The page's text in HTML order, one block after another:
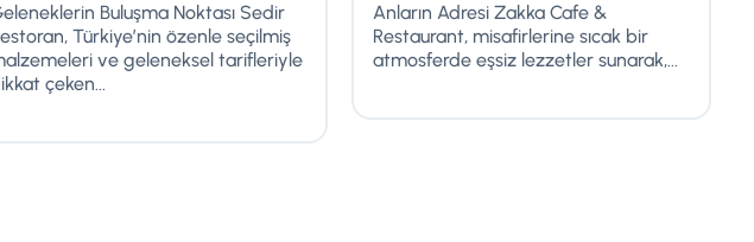
Buluşma Noktası Sedir
Türkiye’nin özenle seçilmiş
ve geleneksel tarifleriyle
çeken...
Anların Adresi Zakka Cafe &
Restaurant, misafirlerine sıcak bir
atmosferde eşsiz lezzetler sunarak,...